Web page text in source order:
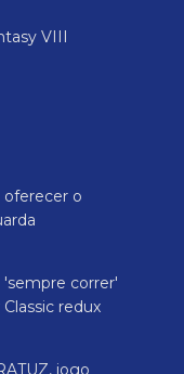
VIII
oferecer o
correr'
redux
jogo